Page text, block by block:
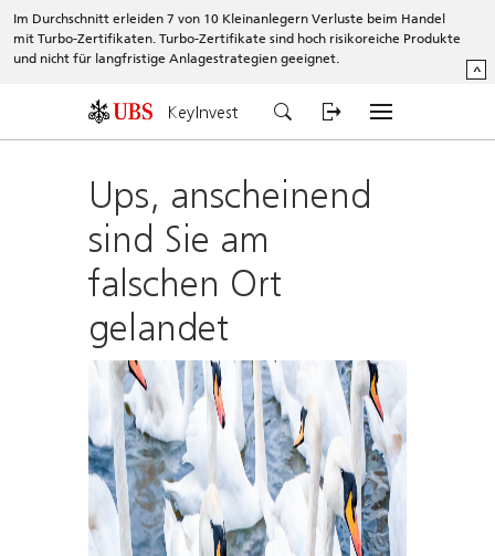
Im Durchschnitt erleiden 7 von 10 Kleinanlegern Verluste beim Handel
mit Turbo-Zertifikaten. Turbo-Zertifikate sind hoch risikoreiche Produkte
und nicht für langfristige Anlagestrategien geeignet.
^
KeyInvest
Ups, anscheinend
sind Sie am
falschen Ort
gelandet